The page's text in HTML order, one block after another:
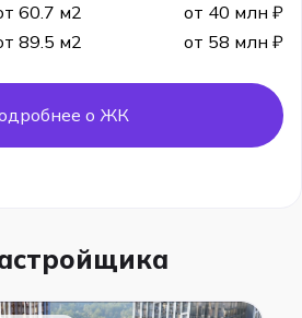
60.7 м2
от 40 млн ₽
89.5 м2 от 58 млн ₽
о ЖК